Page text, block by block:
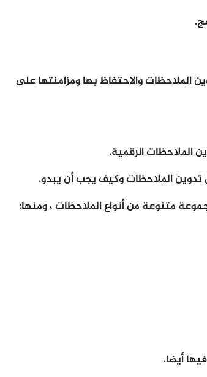
والاحتفاظ بها ومزامنتها على
الملاحظات وكيف يجب أن يبدو.
متنوعة من أنواع الملاحظات ، ومنها:
أيضا.